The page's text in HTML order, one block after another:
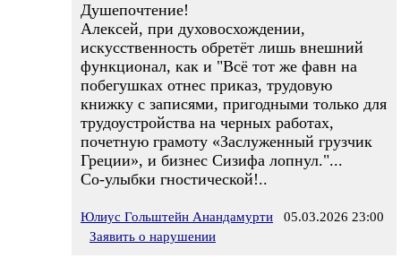
Душепочтение!
Алексей, при духовосхождении,
искусственность обретёт лишь внешний
функционал, как и "Всё тот же фавн на
побегушках отнес приказ, трудовую
книжку с записями, пригодными только для
трудоустройства на черных работах,
почетную грамоту «Заслуженный грузчик
Греции», и бизнес Сизифа лопнул."...
Со-улыбки гностической!..
Юлиус Гольштейн Анандамурти 05.03.2026 23:00
Заявить о нарушении